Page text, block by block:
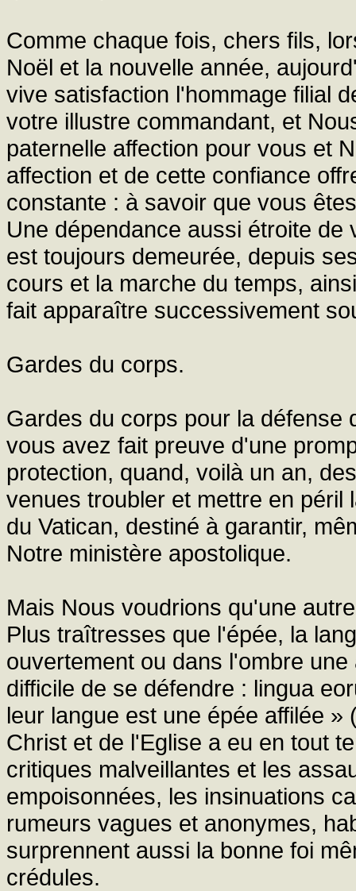
Comme chaque fois, chers fils,
Noël et la nouvelle année,
vive satisfaction l'hommage filial
votre illustre commandant, et
paternelle affection pour vous et
affection et de cette confiance
constante : à savoir que vous
Une dépendance aussi étroite
est toujours demeurée, depuis
cours et la marche du temps,
fait apparaître successivement
Gardes du corps.
Gardes du corps pour la défense
vous avez fait preuve d'une
protection, quand, voilà un an,
venues troubler et mettre en péril
du Vatican, destiné à garantir,
Notre ministère apostolique.
Mais Nous voudrions qu'une
Plus traîtresses que l'épée, la
ouvertement ou dans l'ombre
difficile de se défendre : lingua
leur langue est une épée affilée
Christ et de l'Eglise a eu en tout
critiques malveillantes et les
empoisonnées, les insinuations
rumeurs vagues et anonymes,
surprennent aussi la bonne foi
crédules.